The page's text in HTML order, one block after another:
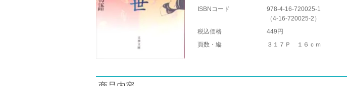
ISBNコード
978-4-16-720025-1
（4-16-720025-2 ）
税込価格
449円
頁数・縦
３１７Ｐ １６ｃｍ